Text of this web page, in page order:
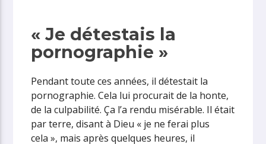
« Je détestais la
pornographie »
Pendant toute ces années, il détestait la
pornographie. Cela lui procurait de la honte,
de la culpabilité. Ça l’a rendu misérable. Il était
par terre, disant à Dieu « je ne ferai plus
cela », mais après quelques heures, il